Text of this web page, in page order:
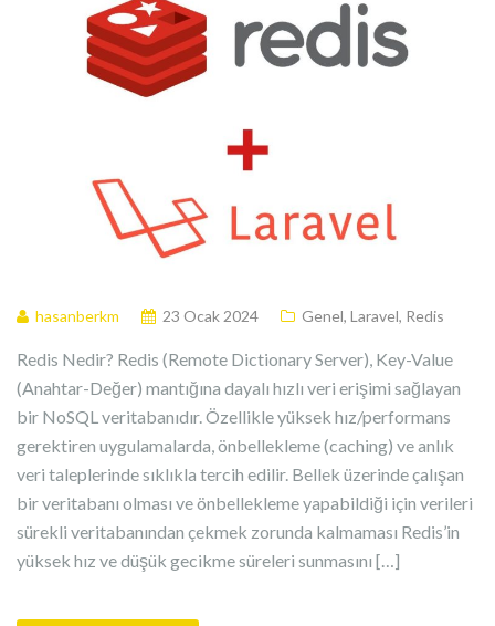
hasanberkm 23 Ocak 2024 Genel, Laravel, Redis
Redis Nedir? Redis (Remote Dictionary Server), Key-Value
(Anahtar-Değer) mantığına dayalı hızlı veri erişimi sağlayan
bir NoSQL veritabanıdır. Özellikle yüksek hız/performans
gerektiren uygulamalarda, önbellekleme (caching) ve anlık
veri taleplerinde sıklıkla tercih edilir. Bellek üzerinde çalışan
bir veritabanı olması ve önbellekleme yapabildiği için verileri
sürekli veritabanından çekmek zorunda kalmaması Redis’in
yüksek hız ve düşük gecikme süreleri sunmasını […]